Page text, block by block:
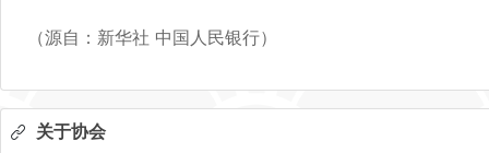
（源自：新华社 中国人民银行）
关于协会